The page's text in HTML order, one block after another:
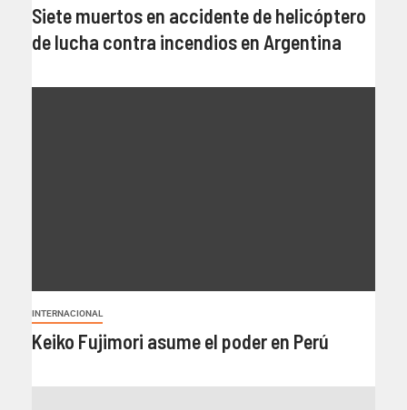
Siete muertos en accidente de helicóptero
de lucha contra incendios en Argentina
INTERNACIONAL
Keiko Fujimori asume el poder en Perú